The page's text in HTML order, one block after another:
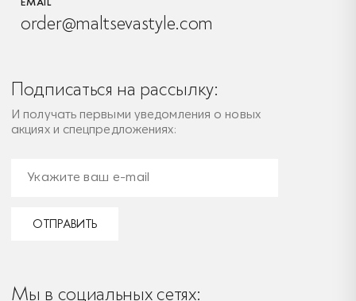
order@maltsevastyle.com
Подписаться на рассылку:
И получать первыми уведомления о новых
акциях и спецпредложениях:
ОТПРАВИТЬ
Мы в социальных сетях: